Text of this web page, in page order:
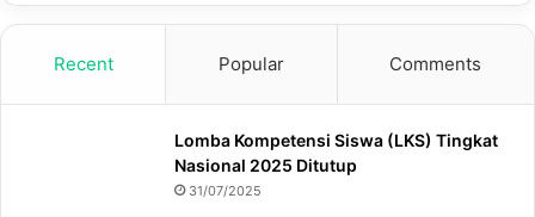
Recent Popular Comments
Lomba Kompetensi Siswa (LKS) Tingkat
Nasional 2025 Ditutup
31/07/2025